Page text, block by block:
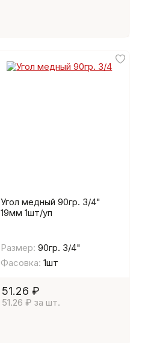
Угол медный 90гр. 3/4"
19мм 1шт/уп
Размер: 90гр. 3/4"
Фасовка: 1шт
51.26 ₽
51.26 ₽ за шт.